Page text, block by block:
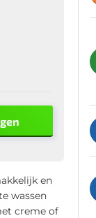
en
wassen
creme of